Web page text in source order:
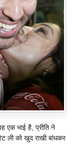
एक भाई है, प्रीति ने
ली को खुद राखी बांधकर